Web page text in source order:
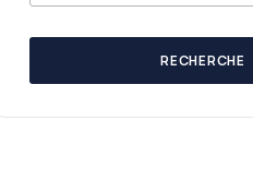
RECHERCHE